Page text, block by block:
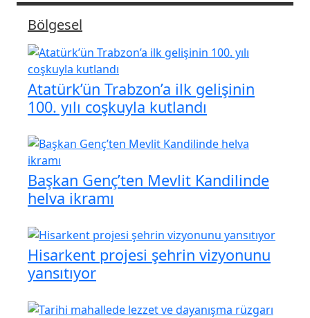
Bölgesel
Atatürk’ün Trabzon’a ilk gelişinin
100. yılı coşkuyla kutlandı
Başkan Genç’ten Mevlit Kandilinde
helva ikramı
Hisarkent projesi şehrin vizyonunu
yansıtıyor